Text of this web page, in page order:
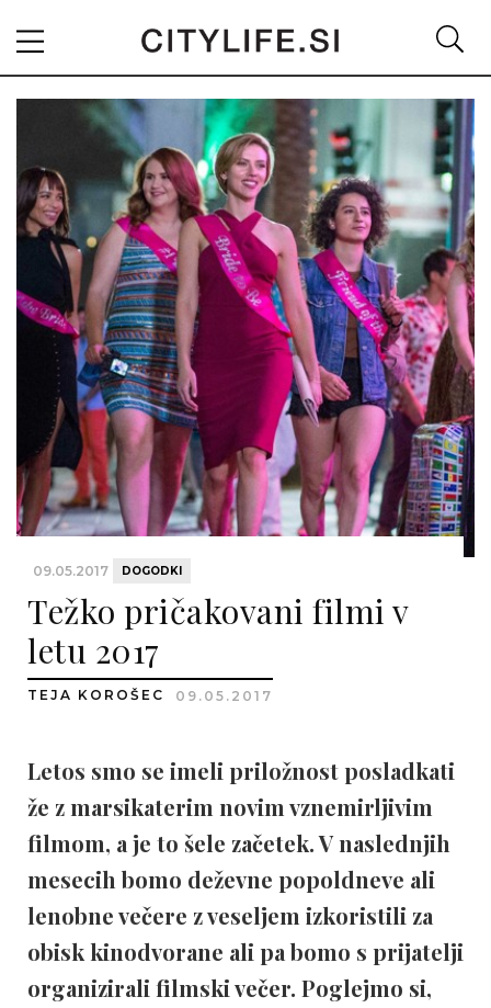
09.05.2017 DOGODKI
Težko pričakovani filmi v
letu 2017
TEJA KOROŠEC 09.05.2017
Letos smo se imeli priložnost posladkati
že z marsikaterim novim vznemirljivim
filmom, a je to šele začetek. V naslednjih
mesecih bomo deževne popoldneve ali
lenobne večere z veseljem izkoristili za
obisk kinodvorane ali pa bomo s prijatelji
organizirali filmski večer. Poglejmo si,